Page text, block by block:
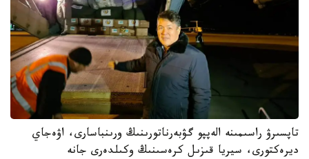
تاپسىرۋ راسىمىنە الەپپو گۋبەرناتورىنىڭ ورىنباسارى، اۋەجاي
ديرەكتورى، سيريا قىزىل كرەسىنىڭ وكىلدەرى جانە